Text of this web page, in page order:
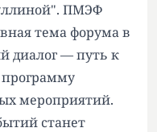
ПМЭФ
тема форума в
диалог — путь к
мероприятий.
станет